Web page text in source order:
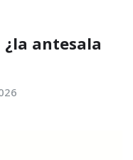
antesala